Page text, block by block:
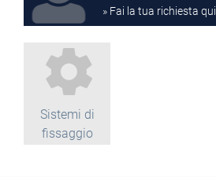
» Fai la tua richiesta qui
Sistemi di
fissaggio